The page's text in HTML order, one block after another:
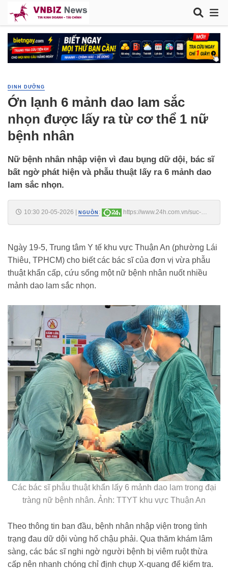
DINH DƯỠNG
Ớn lạnh 6 mảnh dao lam sắc
nhọn được lấy ra từ cơ thể 1 nữ
bệnh nhân
Nữ bệnh nhân nhập viện vì đau bụng dữ dội, bác sĩ
bất ngờ phát hiện và phẫu thuật lấy ra 6 mảnh dao
lam sắc nhọn.
10:30 20-05-2026 NGUỒN :
https://www.24h.com.vn/suc-
Ngày 19-5, Trung tâm Y tế khu vực Thuận An (phường Lái
Thiêu, TPHCM) cho biết các bác sĩ của đơn vị vừa phẫu
thuật khẩn cấp, cứu sống một nữ bệnh nhân nuốt nhiều
mảnh dao lam sắc nhọn.
Các bác sĩ phẫu thuật khẩn lấy 6 mảnh dao lam trong đại
tràng nữ bệnh nhân. Ảnh: TTYT khu vực Thuận An
Theo thông tin ban đầu, bệnh nhân nhập viện trong tình
trạng đau dữ dội vùng hố chậu phải. Qua thăm khám lâm
sàng, các bác sĩ nghi ngờ người bệnh bị viêm ruột thừa
cấp nên nhanh chóng chỉ định chụp X-quang để kiểm tra.